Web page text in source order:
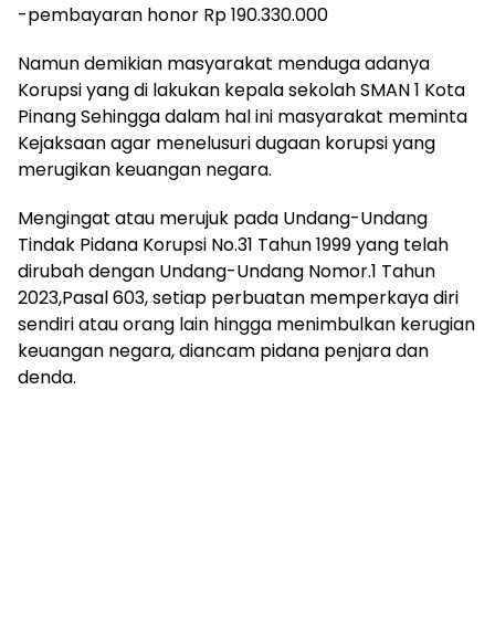
-pembayaran honor Rp 190.330.000
Namun demikian masyarakat menduga adanya
Korupsi yang di lakukan kepala sekolah SMAN 1 Kota
Pinang Sehingga dalam hal ini masyarakat meminta
Kejaksaan agar menelusuri dugaan korupsi yang
merugikan keuangan negara.
Mengingat atau merujuk pada Undang-Undang
Tindak Pidana Korupsi No.31 Tahun 1999 yang telah
dirubah dengan Undang-Undang Nomor.1 Tahun
2023,Pasal 603, setiap perbuatan memperkaya diri
sendiri atau orang lain hingga menimbulkan kerugian
keuangan negara, diancam pidana penjara dan
denda.